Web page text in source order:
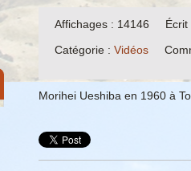
Affichages : 14146
Écrit
Catégorie : Vidéos
Morihei Ueshiba en 1960 à